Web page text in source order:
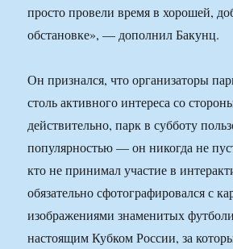
просто провели время в хорошей,
обстановке», — дополнил Бакунц.
Он признался, что организаторы
столь активного интереса со
действительно, парк в субботу
популярностью — он никогда не
кто не принимал участие в
обязательно сфотографировался с
изображениями знаменитых
настоящим Кубком России, за